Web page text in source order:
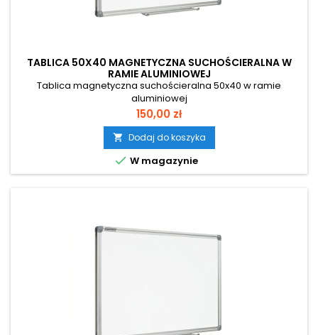
TABLICA 50X40 MAGNETYCZNA SUCHOŚCIERALNA W
RAMIE ALUMINIOWEJ
Tablica magnetyczna suchościeralna 50x40 w ramie
aluminiowej
Cena
150,00 zł
 Dodaj do koszyka
 W magazynie